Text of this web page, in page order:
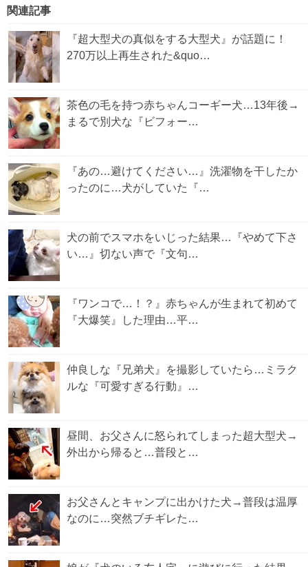
関連記事
『超大型犬の真似をする大型犬』が話題に！
270万以上再生された&quo…
茶色の毛を持つ赤ちゃんコーギー犬…13年後→
まるで別犬な『ビフォー…
『あの…避けてください…』洗濯物を干したか
ったのに…犬がしていた『…
犬の前でスマホをいじった結果…『やめて下さ
い…』切ない声で『文句…
『ワンコで…！？』赤ちゃんが生まれて初めて
『大爆笑』した理由…平…
仲良しな『兄弟犬』を撮影していたら…ミラク
ルな『可愛すぎる行動』…
昼間、お父さんに怒られてしまった超大型犬→
外出から帰ると…普段と…
お父さんとキャンプに出かけた犬→普段は温厚
なのに…突然ブチギレた…